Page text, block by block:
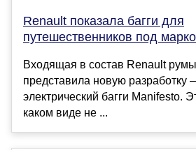
Renault показала багги для
путешественников под
Входящая в состав Renault
представила новую разработку
электрический багги Manifesto.
каком виде не ...